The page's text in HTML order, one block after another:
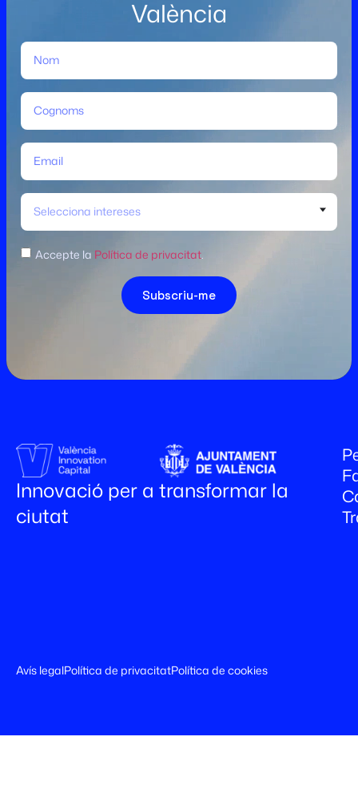
València
Selecciona intereses
Accepte la Política de privacitat
Subscriu-me
Innovació per a transformar la
ciutat
Avís legalPolítica de privacitatPolítica de cookies